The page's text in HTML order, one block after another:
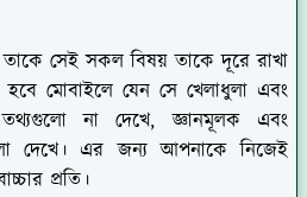
সেই সকল বিষয় তাকে দূরে রাখা
মোবাইলে যেন সে খেলাধুলা এবং
না দেখে, জ্ঞানমূলক এবং
দেখে। এর জন্য আপনাকে নিজেই
প্রতি।